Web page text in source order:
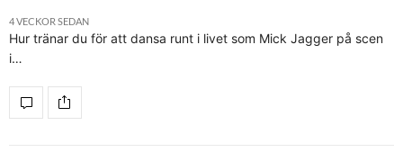
4 VECKOR SEDAN
Hur tränar du för att dansa runt i livet som Mick Jagger på scen
i…